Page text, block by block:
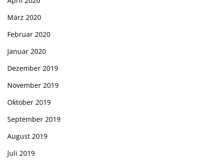
März 2020
Februar 2020
Januar 2020
Dezember 2019
November 2019
Oktober 2019
September 2019
August 2019
Juli 2019